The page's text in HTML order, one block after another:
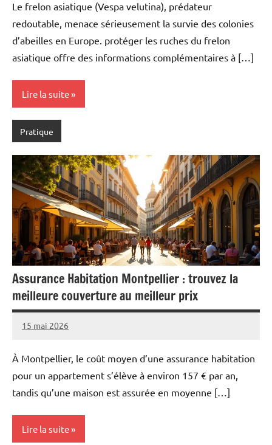
Le frelon asiatique (Vespa velutina), prédateur
redoutable, menace sérieusement la survie des colonies
d’abeilles en Europe. protéger les ruches du frelon
asiatique offre des informations complémentaires à […]
Lire la suite
Pratique
Assurance Habitation Montpellier : trouvez la
meilleure couverture au meilleur prix
15 mai 2026
Pascal
Aucun
À Montpellier, le coût moyen d’une assurance habitation
pour un appartement s’élève à environ 157 € par an,
tandis qu’une maison est assurée en moyenne […]
Lire la suite